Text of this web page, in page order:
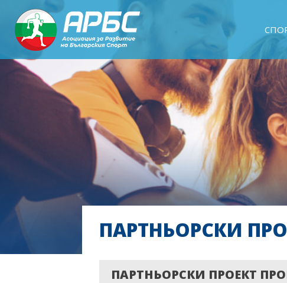
ПАРТНЬОРСКИ
ПАРТНЬОРСКИ ПРОЕКТ